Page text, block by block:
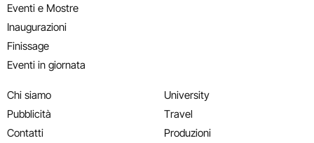
Eventi e Mostre
Inaugurazioni
Finissage
Eventi in giornata
Chi siamo
Pubblicità
Contatti
University
Travel
Produzioni